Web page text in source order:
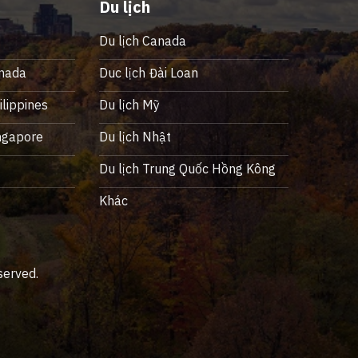
Du lịch
Du lịch Canada
Duc lịch Đài Loan
Du lịch Mỹ
Du lịch Nhật
Du lịch Trung Quốc Hồng Kông
Khác